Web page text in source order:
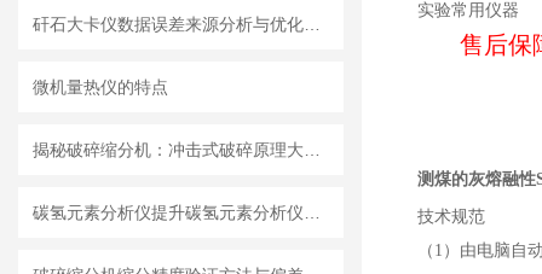
微机量热仪的特点
实验常用仪器
售后保障
测煤的灰熔融性
技术规范
（1）由电脑自